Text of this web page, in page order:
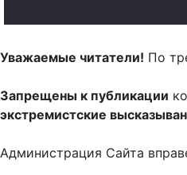
Уважаемые читатели! По
Запрещены к публикации
экстремистские
Администрация Сайта